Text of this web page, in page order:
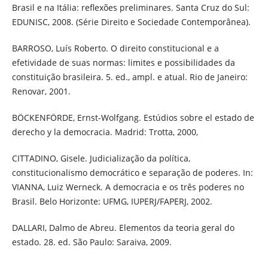
Brasil e na Itália: reflexões preliminares. Santa Cruz do Sul:
EDUNISC, 2008. (Série Direito e Sociedade Contemporânea).
BARROSO, Luís Roberto. O direito constitucional e a
efetividade de suas normas: limites e possibilidades da
constituição brasileira. 5. ed., ampl. e atual. Rio de Janeiro:
Renovar, 2001.
BÖCKENFÖRDE, Ernst-Wolfgang. Estúdios sobre el estado de
derecho y la democracia. Madrid: Trotta, 2000,
CITTADINO, Gisele. Judicialização da política,
constitucionalismo democrático e separação de poderes. In:
VIANNA, Luiz Werneck. A democracia e os três poderes no
Brasil. Belo Horizonte: UFMG, IUPERJ/FAPERJ, 2002.
DALLARI, Dalmo de Abreu. Elementos da teoria geral do
estado. 28. ed. São Paulo: Saraiva, 2009.